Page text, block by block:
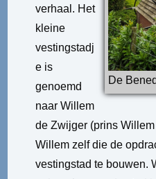
De
verhaal. Het
kleine
vestingstadj
e is
genoemd
naar Willem
de Zwijger (prins
Willem zelf die de
vestingstad te bouwen.